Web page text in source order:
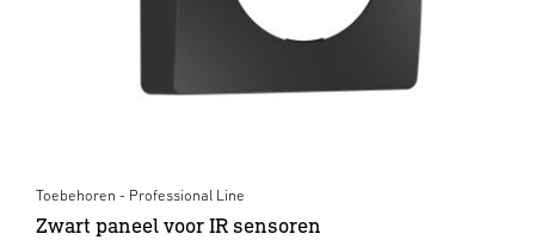
Toebehoren - Professional Line
Zwart paneel voor IR sensoren